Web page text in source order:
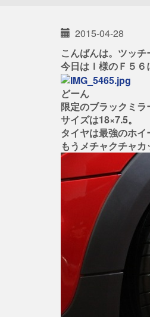
2015-04-28
こんばんは。ツッチ
今日はＩ様のＦ５６
どーん
限定のブラックミラ
サイズは18×7.5。
タイヤは最強のホ
もうメチャクチャ